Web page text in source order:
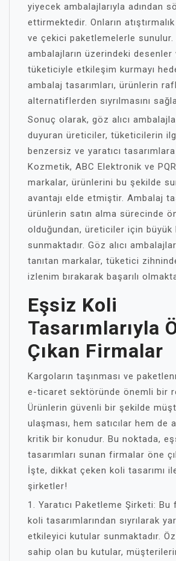
yiyecek ambalajlarıyla adından
ettirmektedir. Onların
ve çekici paketlemelerle sunulur.
ambalajların üzerindeki desenler
tüketiciyle etkileşim kurmayı
ambalaj tasarımları, ürünlerin
alternatiflerden sıyrılmasını
Sonuç olarak, göz alıcı
duyuran üreticiler, tüketicilerin
benzersiz ve yaratıcı
Kozmetik, ABC Elektronik ve PQR
markalar, ürünlerini bu şekilde
avantajı elde etmiştir. Ambalaj
ürünlerin satın alma sürecinde
olduğundan, üreticiler için büyük
sunmaktadır. Göz alıcı
tanıtan markalar, tüketici
izlenim bırakarak başarılı
Eşsiz Koli
Tasarımlarıyla
Çıkan Firmalar
Kargoların taşınması ve
e-ticaret sektöründe önemli bir
Ürünlerin güvenli bir şekilde
ulaşması, hem satıcılar hem de
kritik bir konudur. Bu noktada,
tasarımları sunan firmalar öne
İşte, dikkat çeken koli tasarımı
şirketler!
1. Yaratıcı Paketleme Şirketi: Bu
koli tasarımlarından sıyrılarak
etkileyici kutular sunmaktadır.
sahip olan bu kutular,